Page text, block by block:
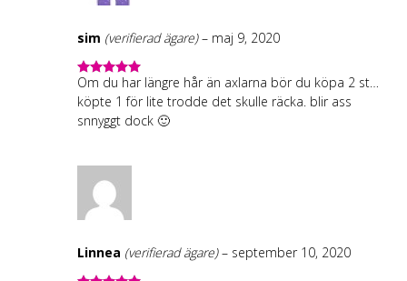
sim (verifierad ägare) – maj 9, 2020
5out of 5
Om du har längre hår än axlarna bör du köpa 2 st…
köpte 1 för lite trodde det skulle räcka. blir ass
snnyggt dock 🙂
Linnea (verifierad ägare) – september 10, 2020